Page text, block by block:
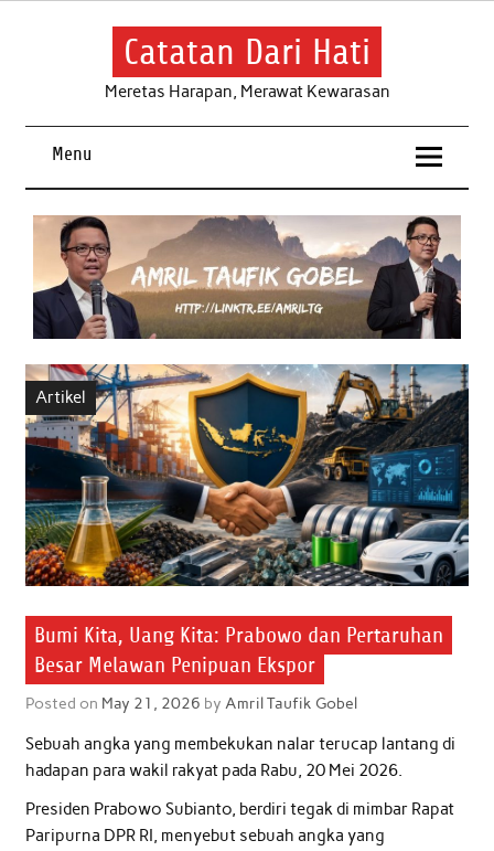
Skip
Catatan Dari Hati
Meretas Harapan, Merawat Kewarasan
Menu
Artikel
Bumi Kita, Uang Kita: Prabowo dan Pertaruhan
Besar Melawan Penipuan Ekspor
Posted on May 21, 2026 by Amril Taufik Gobel
Sebuah angka yang membekukan nalar terucap lantang di
hadapan para wakil rakyat pada Rabu, 20 Mei 2026.
Presiden Prabowo Subianto, berdiri tegak di mimbar Rapat
Paripurna DPR RI, menyebut sebuah angka yang